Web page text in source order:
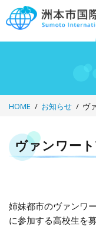
Skip
to
HOME お知らせ ヴ
ヴァンワー
姉妹都市のヴァンワ
に参加する高校生を